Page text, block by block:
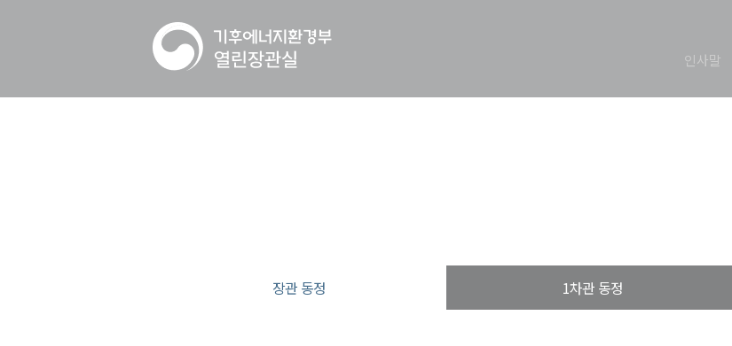
인사말
장관 동정 1차관 동정